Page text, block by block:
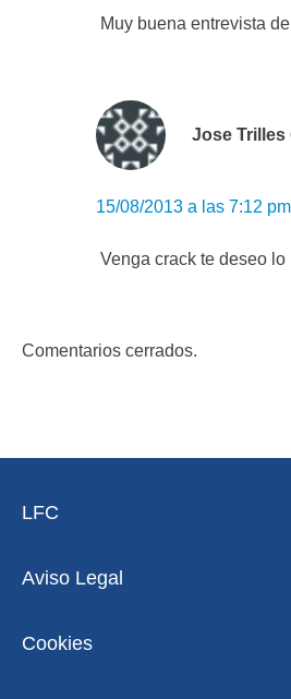
Muy buena entrevista
Jose Trilles
15/08/2013 a las 7:12 pm
Venga crack te deseo lo
Comentarios cerrados.
LFC
Aviso Legal
Cookies